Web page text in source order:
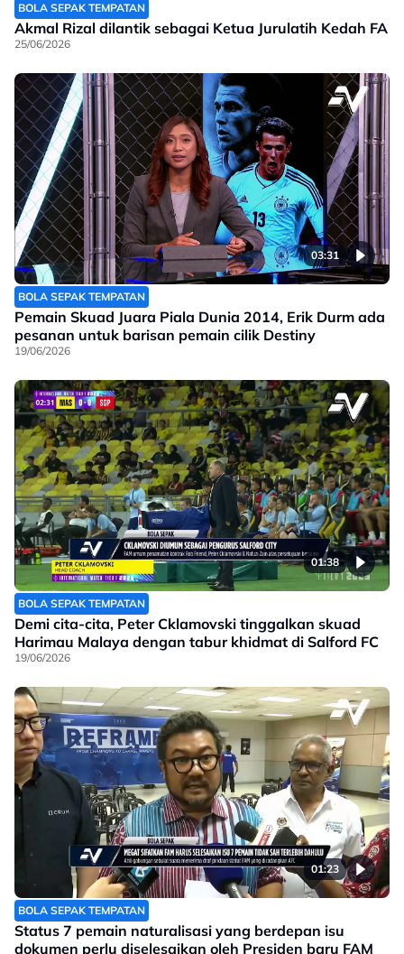
BOLA SEPAK TEMPATAN
Akmal Rizal dilantik sebagai Ketua Jurulatih Kedah FA
25/06/2026
03:31
BOLA SEPAK TEMPATAN
Pemain Skuad Juara Piala Dunia 2014, Erik Durm ada
pesanan untuk barisan pemain cilik Destiny
19/06/2026
01:38
BOLA SEPAK TEMPATAN
Demi cita-cita, Peter Cklamovski tinggalkan skuad
Harimau Malaya dengan tabur khidmat di Salford FC
19/06/2026
01:23
BOLA SEPAK TEMPATAN
Status 7 pemain naturalisasi yang berdepan isu
dokumen perlu diselesaikan oleh Presiden baru FAM